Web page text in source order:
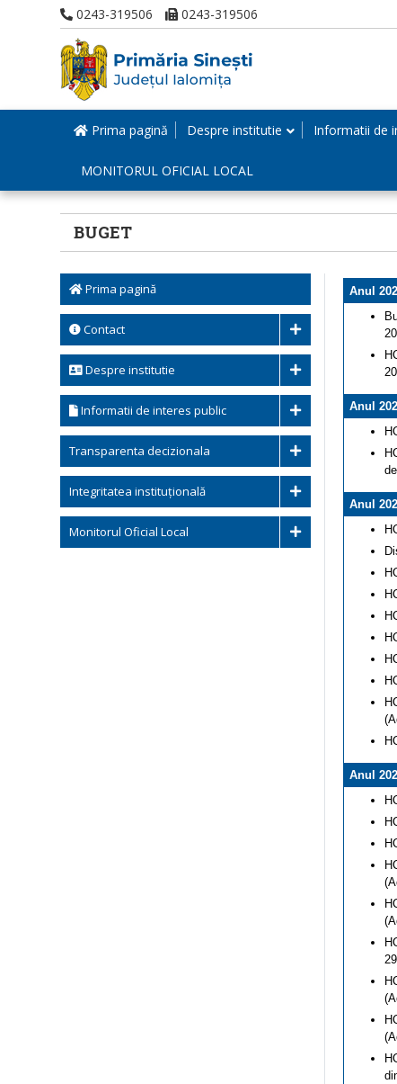
0243-319506 0243-319506
Prima pagină Despre institutie Informatii de
MONITORUL OFICIAL LOCAL
BUGET
Prima pagină
Contact
Despre institutie
Informatii de interes public
Transparenta decizionala
Integritatea instituțională
Monitorul Oficial Local
Anul
Anul
Anul
Anul